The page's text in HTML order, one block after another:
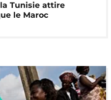
Tunisie attire
le Maroc